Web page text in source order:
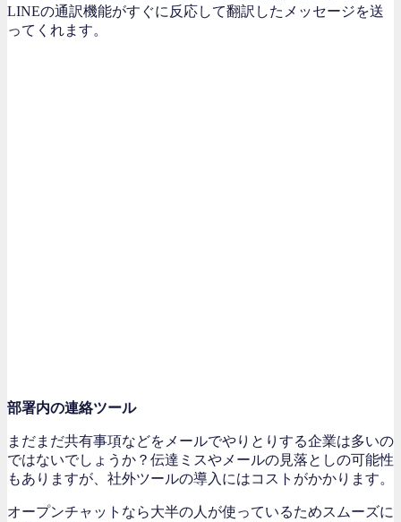
LINEの通訳機能がすぐに反応して翻訳したメッセージを送
ってくれます。
部署内の連絡ツール
まだまだ共有事項などをメールでやりとりする企業は多いの
ではないでしょうか？伝達ミスやメールの見落としの可能性
もありますが、社外ツールの導入にはコストがかかります。
オープンチャットなら大半の人が使っているためスムーズに